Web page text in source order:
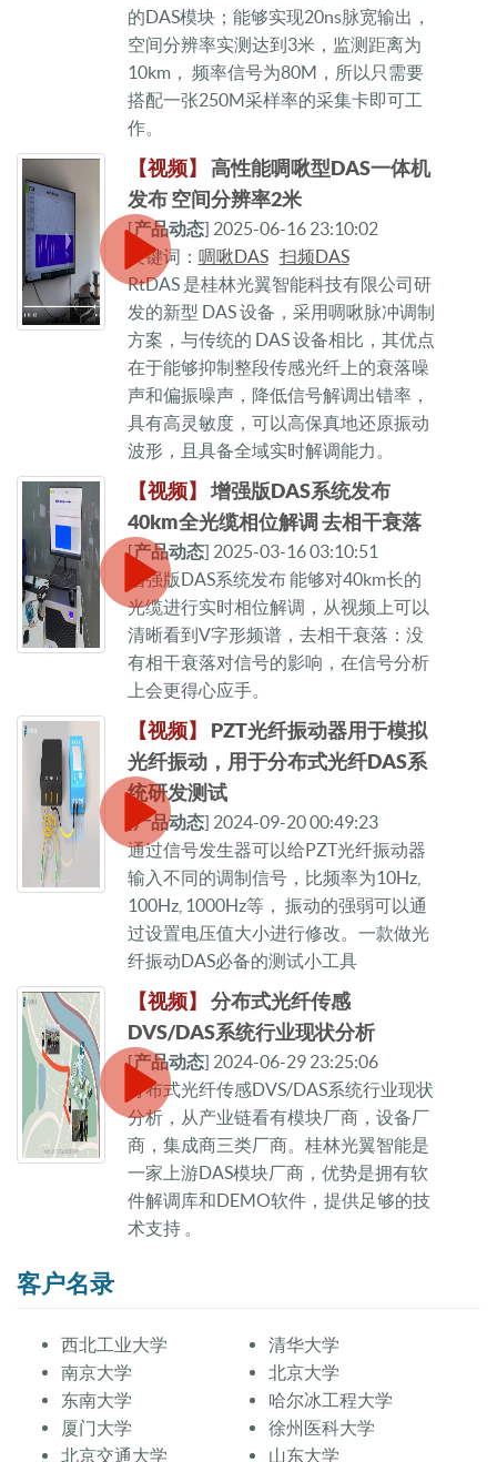
的DAS模块；能够实现20ns脉宽输出，
空间分辨率实测达到3米，监测距离为
10km， 频率信号为80M，所以只需要
搭配一张250M采样率的采集卡即可工
作。
【视频】
高性能啁啾型DAS一体机
发布 空间分辨率2米
[产品动态] 2025-06-16 23:10:02
关键词： 啁啾DAS 扫频DAS
RtDAS 是桂林光翼智能科技有限公司研
发的新型 DAS 设备，采用啁啾脉冲调制
方案，与传统的 DAS 设备相比，其优点
在于能够抑制整段传感光纤上的衰落噪
声和偏振噪声，降低信号解调出错率，
具有高灵敏度，可以高保真地还原振动
波形，且具备全域实时解调能力。
【视频】
增强版DAS系统发布
40km全光缆相位解调 去相干衰落
[产品动态] 2025-03-16 03:10:51
增强版DAS系统发布 能够对40km长的
光缆进行实时相位解调，从视频上可以
清晰看到V字形频谱，去相干衰落：没
有相干衰落对信号的影响，在信号分析
上会更得心应手。
【视频】
PZT光纤振动器用于模拟
光纤振动，用于分布式光纤DAS系
统研发测试
产品动态] 2024-09-20 00:49:23
通过信号发生器可以给PZT光纤振动器
输入不同的调制信号，比频率为10Hz,
100Hz, 1000Hz等， 振动的强弱可以通
过设置电压值大小进行修改。一款做光
纤振动DAS必备的测试小工具
【视频】
分布式光纤传感
DVS/DAS系统行业现状分析
[产品动态] 2024-06-29 23:25:06
分布式光纤传感DVS/DAS系统行业现状
分析，从产业链看有模块厂商，设备厂
商，集成商三类厂商。桂林光翼智能是
一家上游DAS模块厂商，优势是拥有软
件解调库和DEMO软件，提供足够的技
术支持 。
客户名录
西北工业大学
南京大学
东南大学
厦门大学
北京交通大学
清华大学
北京大学
哈尔冰工程大学
徐州医科大学
山东大学